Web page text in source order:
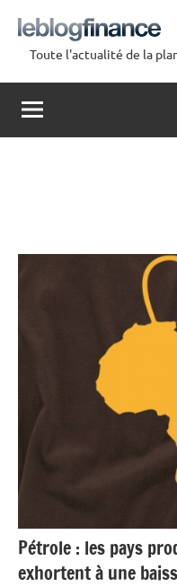
contenu
Le
Blog
Finance
Toute l'actualité de la
Pétrole : les pays
exhortent à une